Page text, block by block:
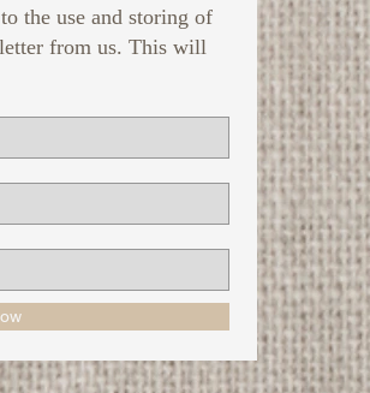
the use and storing of
from us. This will